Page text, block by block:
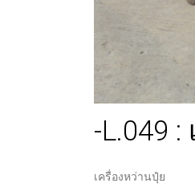
-L.049 :
เครื่องหว่านปุ๋ย